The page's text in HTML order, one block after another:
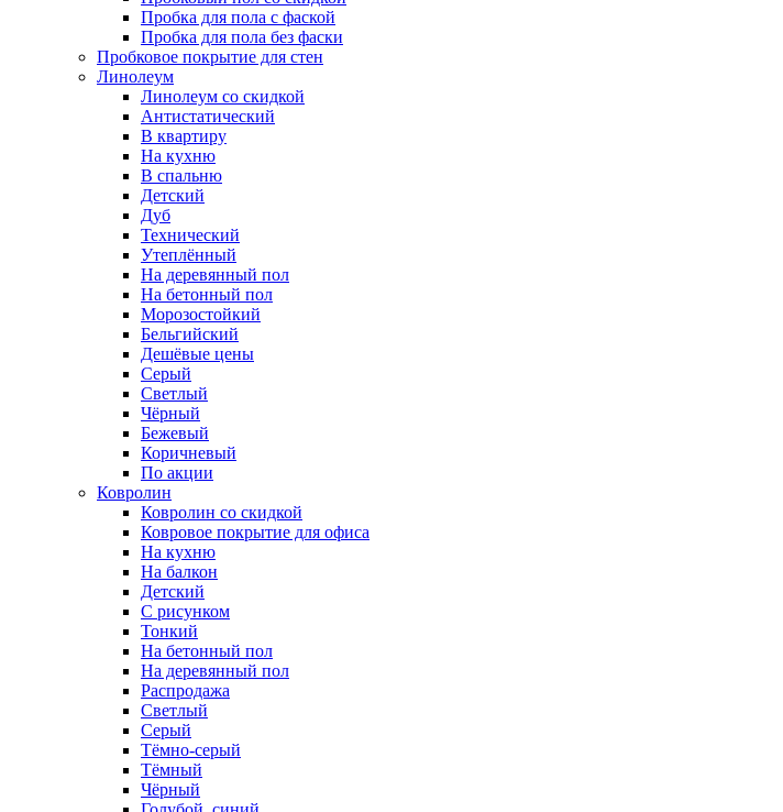
Пробка для пола с фаской
Пробка для пола без фаски
Пробковое покрытие для стен
Линолеум
Линолеум со скидкой
Антистатический
В квартиру
На кухню
В спальню
Детский
Дуб
Технический
Утеплённый
На деревянный пол
На бетонный пол
Морозостойкий
Бельгийский
Дешёвые цены
Серый
Светлый
Чёрный
Бежевый
Коричневый
По акции
Ковролин
Ковролин со скидкой
Ковровое покрытие для офиса
На кухню
На балкон
Детский
С рисунком
Тонкий
На бетонный пол
На деревянный пол
Распродажа
Светлый
Серый
Тёмно-серый
Тёмный
Чёрный